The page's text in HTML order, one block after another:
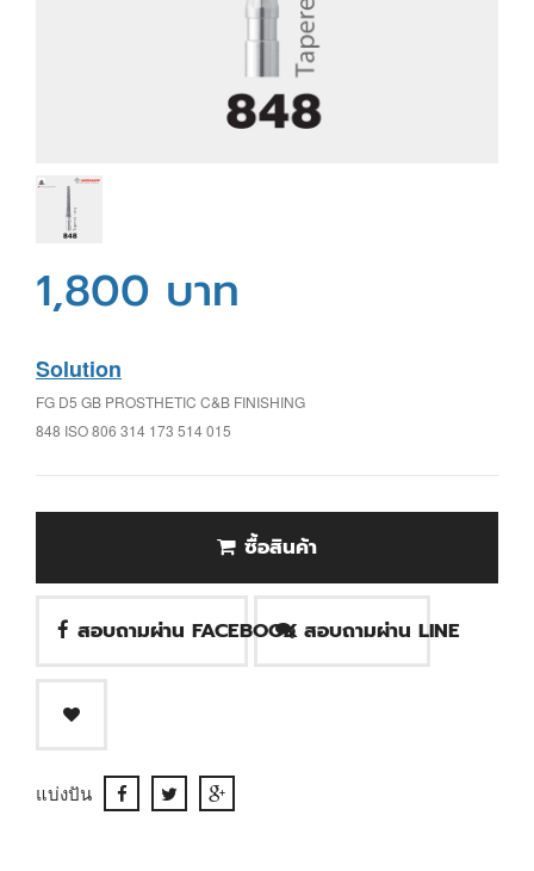
1,800 บาท
Solution
FG D5 GB PROSTHETIC C&B FINISHING
848 ISO 806 314 173 514 015
ซื้อสินค้า
สอบถามผ่าน FACEBOOK สอบถามผ่าน LINE
แบ่งปัน